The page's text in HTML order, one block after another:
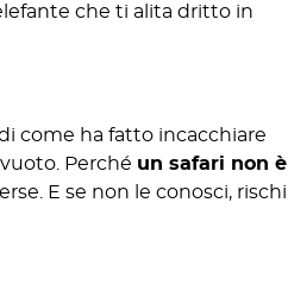
che ti alita dritto in
come ha fatto incacchiare
Perché un safari non è
E se non le conosci, rischi